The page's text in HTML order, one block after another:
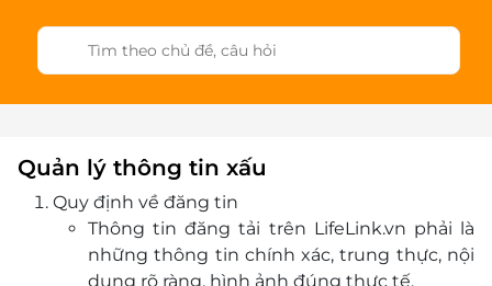
Quản lý thông tin xấu
Quy định về đăng tin
Thông tin đăng tải trên LifeLink.vn phải là
những thông tin chính xác, trung thực, nội
dung rõ ràng, hình ảnh đúng thực tế.